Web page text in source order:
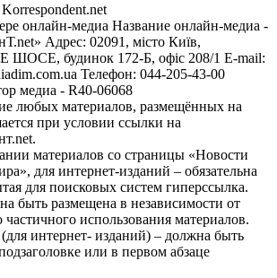
онлайн-медиа Название онлайн-медиа -
Адрес: 02091, місто Київ,
будинок 172-Б, офіс 208/1 E-mail:
Телефон: 044-205-43-00
медиа - R40-06068
любых материалов, размещённых на
при условии ссылки на
материалов со страницы «Новости
для интернет-изданий – обязательна
для поисковых систем гиперссылка.
быть размещена в независимости от
использования материалов.
интернет- изданий) – должна быть
или в первом абзаце